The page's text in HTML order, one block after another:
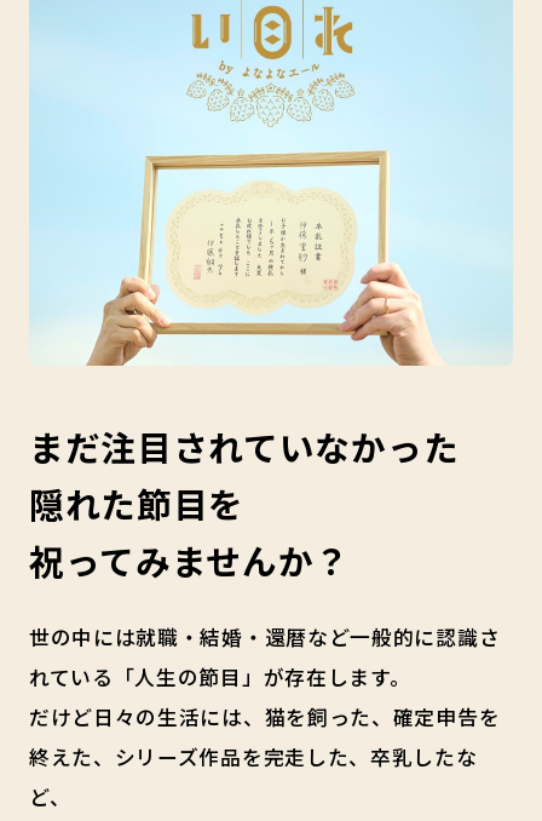
まだ注目されていなかった
隠れた節目を
祝ってみませんか？
世の中には就職・結婚・還暦など一般的に認識さ
れている「人生の節目」が存在します。
だけど日々の生活には、猫を飼った、確定申告を
終えた、シリーズ作品を完走した、卒乳したな
ど、